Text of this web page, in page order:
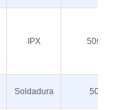
IPX 50Ω
Soldadura 50